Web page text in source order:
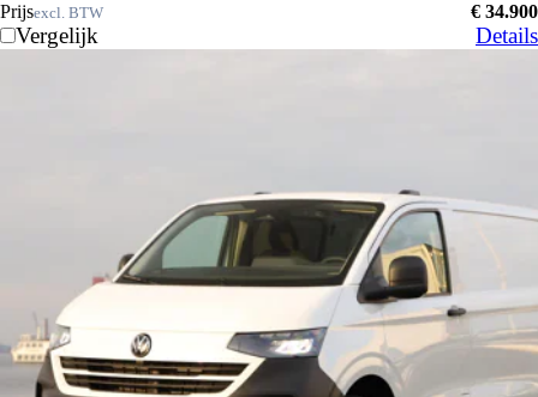
Prijsexcl. BTW € 34.900
Vergelijk Details